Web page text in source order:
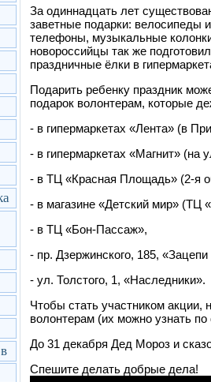
За одиннадцать лет
заветные подарки: велосипеды
телефоны, музыкальные
новороссийцы так же
праздничные ёлки в
Подарить ребенку праздник
подарок волонтерам, которые
- в гипермаркетах «Лента» (в
- в гипермаркетах «Магнит» (на
- в ТЦ «Красная Площадь» (2-я
- в магазине «Детский мир»
- в ТЦ «Бон-Пассаж»,
- пр. Дзержинского, 185,
- ул. Толстого, 1, «Наследники».
Чтобы стать участником акции,
волонтерам (их можно узнать
До 31 декабря Дед Мороз и
Спешите делать добрые дела!